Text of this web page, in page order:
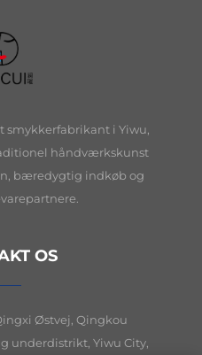
smykkerfabrikant i Yiwu,
håndværkskunst
bæredygtig indkøb og
OS
Østvej, Qingkou
underdistrikt, Yiwu City,